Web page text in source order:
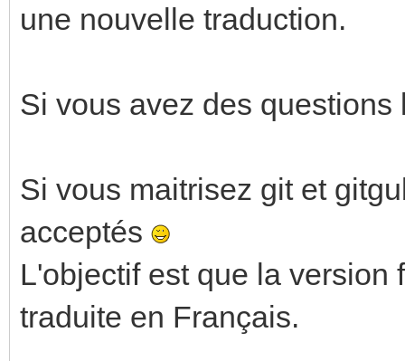
une nouvelle traduction.
Si vous avez des
Si vous maitrisez git et
acceptés
L'objectif est que la
traduite en Français.